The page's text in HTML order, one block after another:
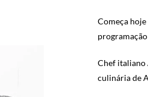
Começa
Chef italiano
culinária de